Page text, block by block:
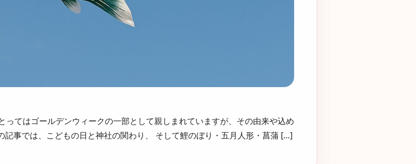
ってはゴールデンウィークの一部として親しまれていますが、その由来や込め
記事では、こどもの日と神社の関わり、 そして鯉のぼり・五月人形・菖蒲 […]